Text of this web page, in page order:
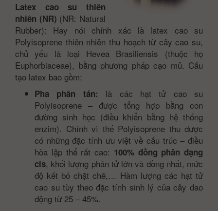
Latex cao su thiên
nhiên (NR) (NR: Natural
Rubber): Hay nói chính xác là latex cao su
Polyisoprene thiên nhiên thu hoạch từ cây cao su,
chủ yếu là loại Hevea Brasiliensis (thuộc họ
Euphorbiaceae), bằng phương pháp cạo mủ. Cấu
tạo latex bao gồm:
Pha phân tán: là các hạt tử cao su
Polyisoprene – được tổng hợp bằng con
đường sinh học (điều khiển bằng hệ thống
enzim). Chính vì thế Polyisoprene thu được
có những đặc tính ưu việt về cấu trúc – điều
hòa lập thể rất cao: 100% đồng phân dạng
cis, khối lượng phân tử lớn và đồng nhất, mức
độ kết bó chặt chẽ,… Hàm lượng các hạt tử
cao su tùy theo đặc tính sinh lý của cây dao
động từ 25 – 45%.